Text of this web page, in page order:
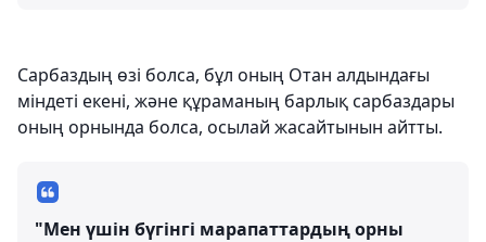
Сарбаздың өзі болса, бұл оның Отан алдындағы
міндеті екені, және құраманың барлық сарбаздары
оның орнында болса, осылай жасайтынын айтты.
"Мен үшін бүгінгі марапаттардың орны